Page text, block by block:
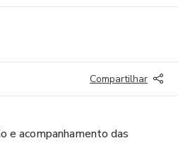
Compartilhar
e acompanhamento das